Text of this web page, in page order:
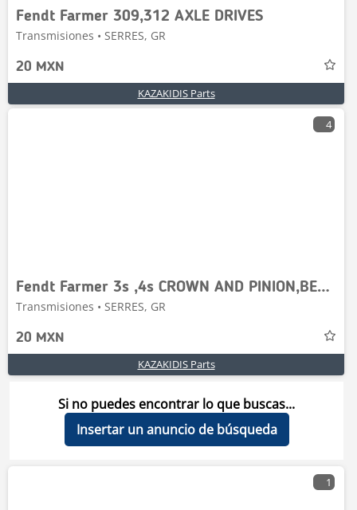
Fendt Farmer 309,312 AXLE DRIVES
Transmisiones • SERRES, GR
20 MXN
KAZAKIDIS Parts
4
Fendt Farmer 3s ,4s CROWN AND PINION,BEVEL GEAR
Transmisiones • SERRES, GR
20 MXN
KAZAKIDIS Parts
Si no puedes encontrar lo que buscas...
Insertar un anuncio de búsqueda
1